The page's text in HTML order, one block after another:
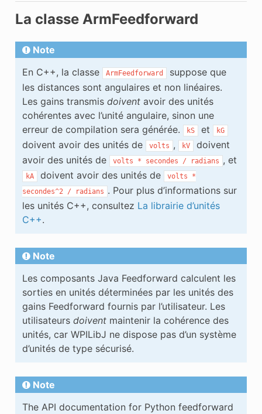
La classe ArmFeedforward
Note
En C++, la classe
ArmFeedforward
suppose que
les distances sont angulaires et non linéaires.
Les gains transmis doiventavoir des unités
cohérentes avec l’unité angulaire, sinon une
erreur de compilation sera générée.
kS et kG
doivent avoir des unités de volts , kV
doivent
avoir des unités de
volts * secondes / radians , et
kA doivent avoir des unités de volts
*
secondes^2 / radians . Pour plus d’informations sur
les unités C++, consultez La librairie d’unités
C++.
Note
Les composants Java Feedforward calculent les
sorties en unités déterminées par les unités des
gains Feedforward fournis par l’utilisateur. Les
utilisateurs doiventmaintenir la cohérence des
unités, car WPILibJ ne dispose pas d’un système
d’unités de type sécurisé.
Note
The API documentation for Python feedforward